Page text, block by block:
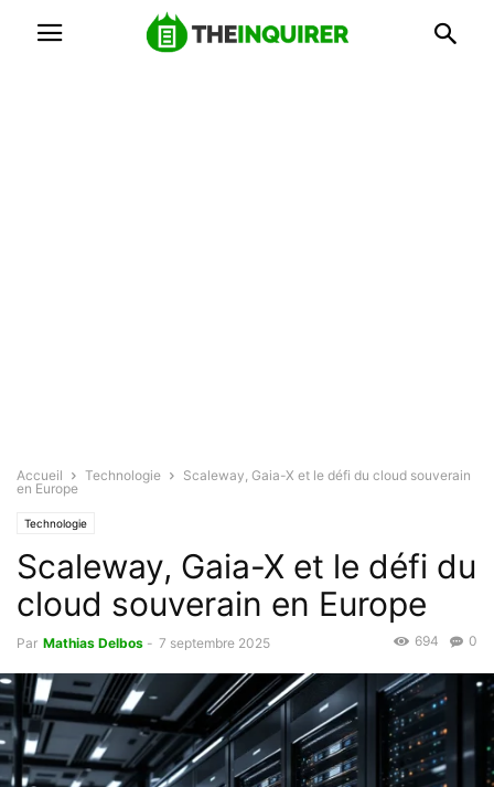
Accueil Technologie
Scaleway, Gaia-X et le défi du cloud souverain
en Europe
Technologie
Scaleway, Gaia-X et le défi du
cloud souverain en Europe
Par Mathias Delbos - 7 septembre 2025 0
694